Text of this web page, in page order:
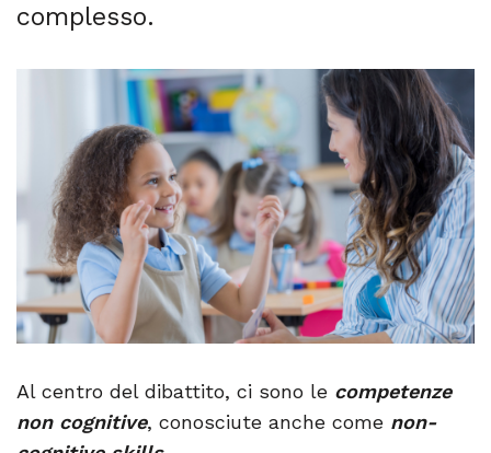
complesso.
Al centro del dibattito, ci sono le competenze
non cognitive, conosciute anche come non-